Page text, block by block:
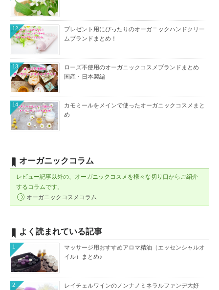
プレゼント用にぴったりのオーガニックハンドクリー
ムブランドまとめ！
12
ローズ不使用のオーガニックコスメブランドまとめ
国産・日本製編
13
カモミールをメインで使ったオーガニックコスメまと
め
14
オーガニックコラム
レビュー記事以外の、オーガニックコスメを様々な切り口からご紹介
するコラムです。
オーガニックコスメコラム
よく読まれている記事
マッサージ用おすすめアロマ精油（エッセンシャルオ
イル）まとめ♪
1
レイチェルワインのノンナノミネラルファンデ大好
2